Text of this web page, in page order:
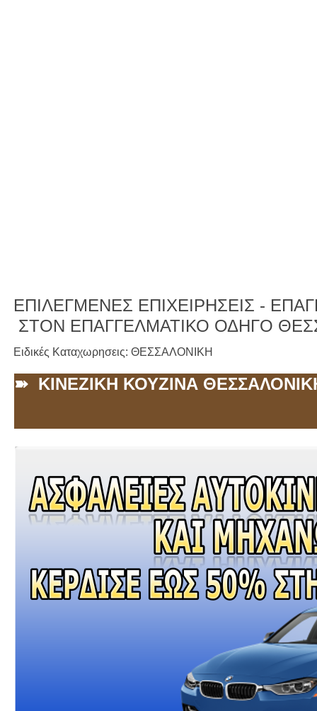
ΕΠΙΛΕΓΜΕΝΕΣ ΕΠΙΧΕΙΡΗΣΕΙΣ -
ΣΤΟΝ ΕΠΑΓΓΕΛΜΑΤΙΚΟ ΟΔΗΓΟ
Ειδικές Καταχωρησεις: ΘΕΣΣΑΛΟΝΙΚΗ
➽ ΚΙΝΕΖΙΚΗ ΚΟΥΖΙΝΑ